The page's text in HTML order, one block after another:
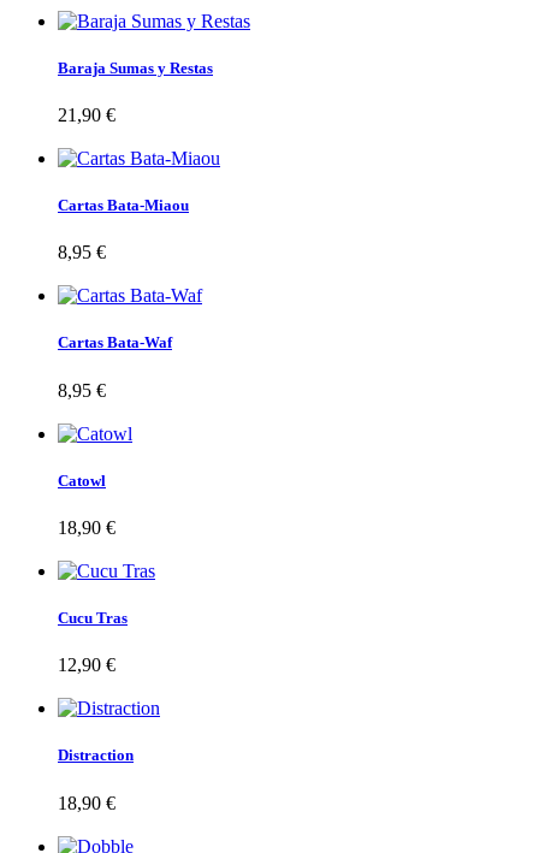
Baraja Sumas y Restas
21,90 €
Cartas Bata-Miaou
8,95 €
Cartas Bata-Waf
8,95 €
Catowl
18,90 €
Cucu Tras
12,90 €
Distraction
18,90 €